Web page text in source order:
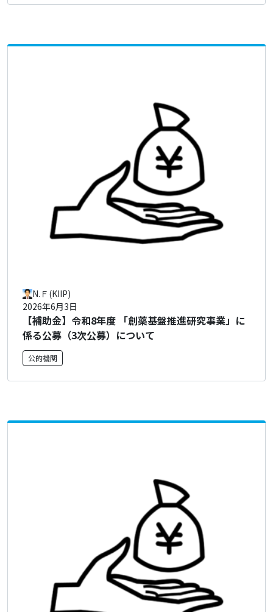
【補助金】令和8年度 「創薬基盤推進研究事業」に
係る公募（3次公募）について
2026年6月3日
N.Ｆ(KIIP)
公的機関